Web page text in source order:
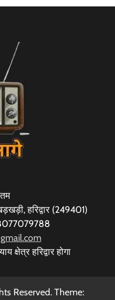
हरिद्वार (249401)
क्षेत्र हरिद्वार होगा
Reserved. Theme: